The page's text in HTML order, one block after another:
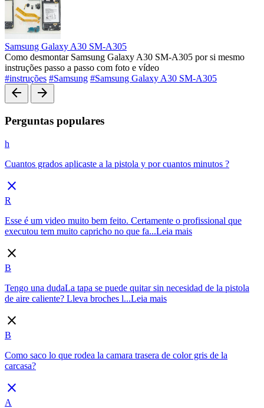
Samsung Galaxy A30 SM-A305
Como desmontar Samsung Galaxy A30 SM-A305 por si mesmo
instruções passo a passo com foto e vídeo
#instruções #Samsung #Samsung Galaxy A30 SM-A305
arrow_back arrow_forward
Perguntas populares
h
Cuantos grados aplicaste a la pistola y por cuantos minutos ?
close
R
Esse é um video muito bem feito. Certamente o profissional que
executou tem muito capricho no que fa...Leia mais
close
B
Tengo una dudaLa tapa se puede quitar sin necesidad de la pistola
de aire caliente? Lleva broches l...Leia mais
close
B
Como saco lo que rodea la camara trasera de color gris de la
carcasa?
close
A